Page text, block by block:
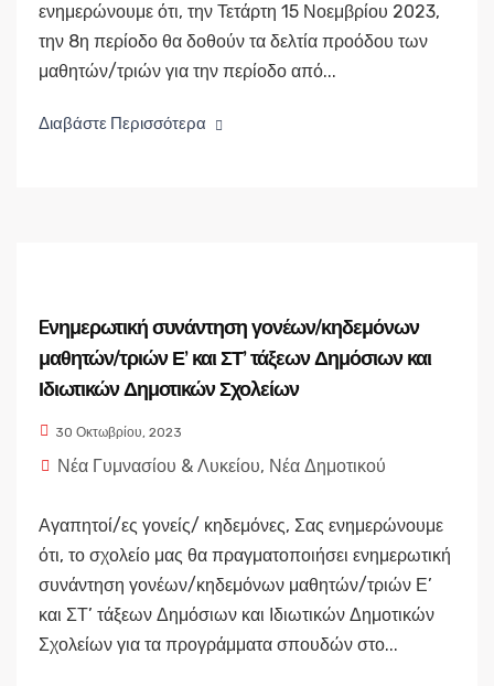
ενημερώνουμε ότι, την Τετάρτη 15 Νοεμβρίου 2023,
την 8η περίοδο θα δοθούν τα δελτία προόδου των
μαθητών/τριών για την περίοδο από...
Διαβάστε Περισσότερα
Eνημερωτική συνάντηση γονέων/κηδεμόνων
μαθητών/τριών Ε’ και ΣΤ’ τάξεων Δημόσιων και
Ιδιωτικών Δημοτικών Σχολείων
30 Οκτωβρίου, 2023
Νέα Γυμνασίου & Λυκείου, Νέα Δημοτικού
Αγαπητοί/ες γονείς/ κηδεμόνες, Σας ενημερώνουμε
ότι, το σχολείο μας θα πραγματοποιήσει ενημερωτική
συνάντηση γονέων/κηδεμόνων μαθητών/τριών Ε’
και ΣΤ’ τάξεων Δημόσιων και Ιδιωτικών Δημοτικών
Σχολείων για τα προγράμματα σπουδών στο...